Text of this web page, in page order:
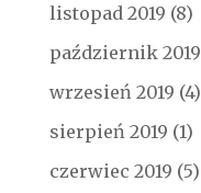
listopad 2019 (8)
październik 2019
wrzesień 2019 (4)
sierpień 2019 (1)
czerwiec 2019 (5)